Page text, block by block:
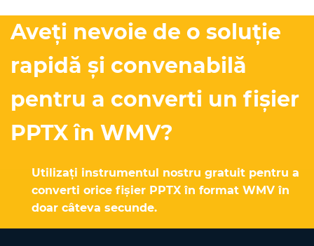
Aveți nevoie de o soluție
rapidă și convenabilă
pentru a converti un fișier
PPTX în WMV?
Utilizați instrumentul nostru gratuit pentru a
converti orice fișier PPTX în format WMV în
doar câteva secunde.